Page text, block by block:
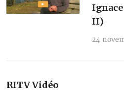
II)
24
RITV Vidéo